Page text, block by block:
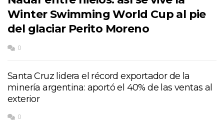
Winter Swimming World Cup al pie
del glaciar Perito Moreno
0
Santa Cruz lidera el récord exportador de la
minería argentina: aportó el 40% de las ventas al
exterior
0